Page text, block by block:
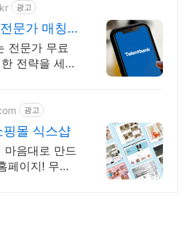
광고
문가 매칭
완료
전문가 무료
전략을 세우
광고
몰 식스샵
마음대로 만드
페이지! 무료